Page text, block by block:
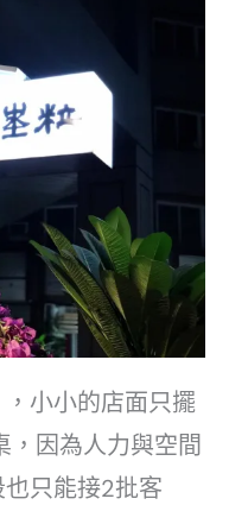
小小的店面只擺
因為人力與空間
只能接2批客